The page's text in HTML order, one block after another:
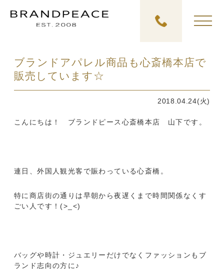
ブランドアパレル商品も心斎橋本店で
販売しています☆
2018.04.24(火)
こんにちは！ ブランドピース心斎橋本店 山下です。
連日、外国人観光客で賑わっている心斎橋。
特に商店街の通りは早朝から夜遅くまで時間関係なくす
ごい人です！(>_<)
バッグや時計・ジュエリーだけでなくファッションもブ
ランド志向の方に♪